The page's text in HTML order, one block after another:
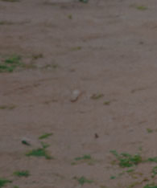
사업소식